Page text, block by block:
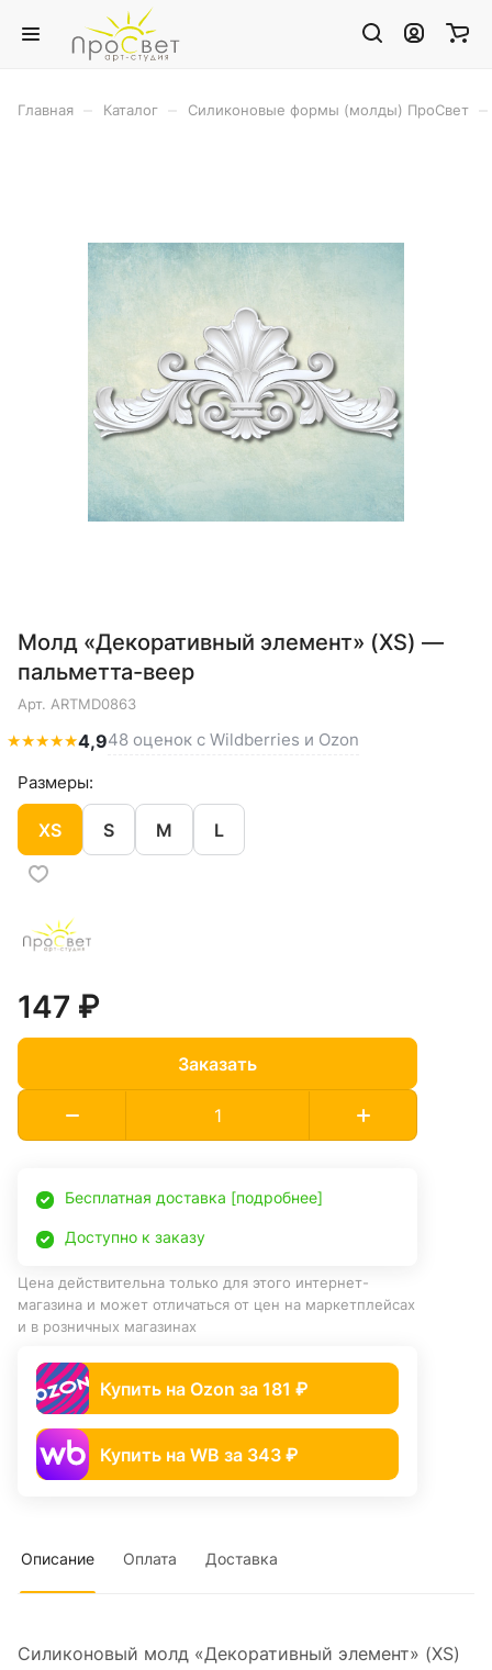
Главная Каталог Силиконовые формы (молды) ПроСвет
Молд «Декоративный элемент» (XS) —
пальметта-веер
Арт. ARTMD0863
★★★★★4,948 оценок с Wildberries и Ozon
Размеры:
XS S M L
147 ₽
Заказать
Бесплатная доставка [подробнее]
Доступно к заказу
Цена действительна только для этого интернет-
магазина и может отличаться от цен на маркетплейсах
и в розничных магазинах
Купить на Ozon за 181 ₽
Купить на WB за 343 ₽
Описание Оплата Доставка
Силиконовый молд «Декоративный элемент» (XS)